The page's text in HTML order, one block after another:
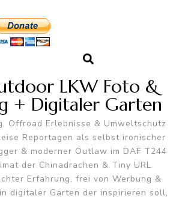
LKW Foto &
+ Digitaler Garten
Offroad Erlebnisse & Umweltschutz
Reportagen als selbst ironischer
& moderner Outlaw im DAF T244
der Chinadrachen & Tiny URL
Erfahrung, frei von Werbung &
digitaler Garten der inspirieren soll,